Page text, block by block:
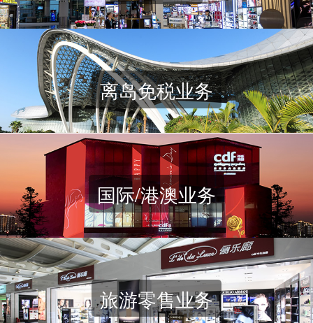
离岛免税业务
国际/港澳业务
旅游零售业务